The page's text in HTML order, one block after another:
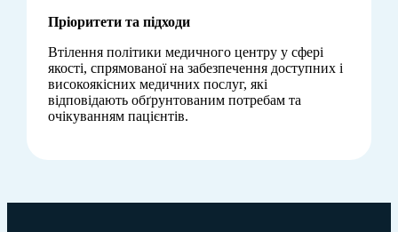
Пріоритети та підходи
Втілення політики медичного центру у сфері
якості, спрямованої на забезпечення доступних і
високоякісних медичних послуг, які
відповідають обґрунтованим потребам та
очікуванням пацієнтів.